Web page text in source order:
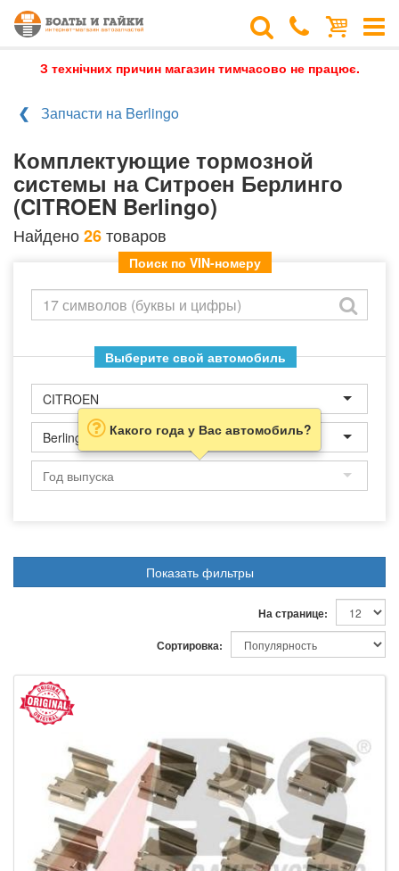
З технічних причин магазин тимчасово не працює.
Запчасти на Berlingo
Комплектующие тормозной
системы на Ситроен Берлинго
(CITROEN Berlingo)
Найдено26товаров
Поиск по VIN-номеру
Выберите свой автомобиль
CITROEN
Berlingo Какого года у Вас автомобиль?
Показать фильтры
На странице:
Сортировка: